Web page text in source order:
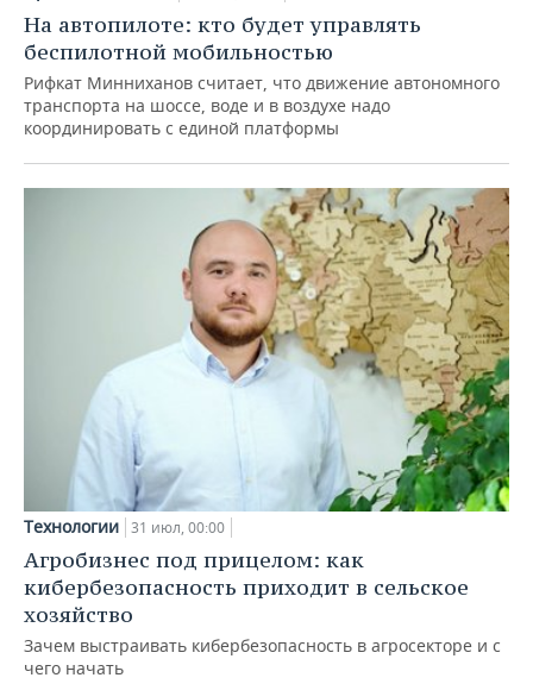
На автопилоте: кто будет управлять
беспилотной мобильностью
Рифкат Минниханов считает, что движение автономного
транспорта на шоссе, воде и в воздухе надо
координировать с единой платформы
Технологии 31 июл, 00:00
Агробизнес под прицелом: как
кибербезопасность приходит в сельское
хозяйство
Зачем выстраивать кибербезопасность в агросекторе и с
чего начать